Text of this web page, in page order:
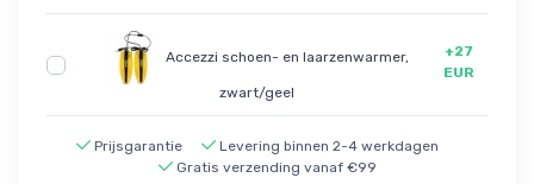
Accezzi schoen- en laarzenwarmer,
zwart/geel
+27
EUR
Prijsgarantie
Levering binnen 2-4 werkdagen
Gratis verzending vanaf €99